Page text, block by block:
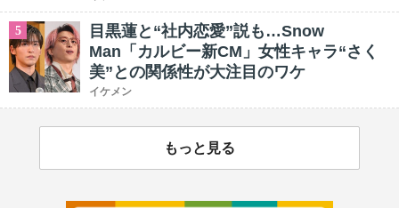
5
目黒蓮と“社内恋愛”説も…Snow
Man「カルビー新CM」女性キャラ“さく
美”との関係性が大注目のワケ
イケメン
もっと見る